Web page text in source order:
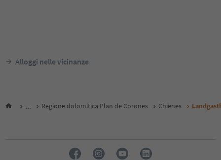
Alloggi nelle vicinanze
... Regione dolomitica Plan de Corones Chienes